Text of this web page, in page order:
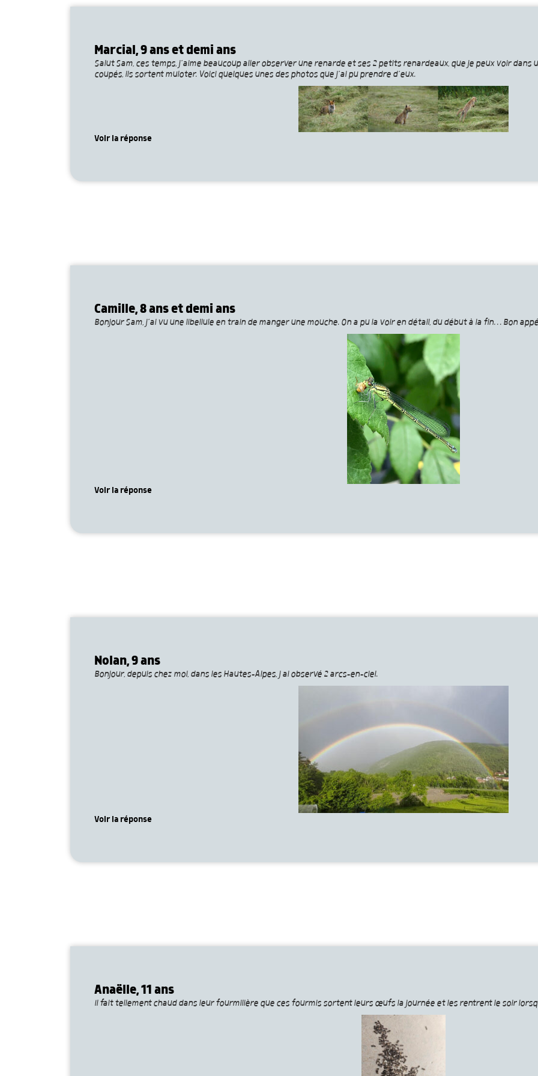
Marcial, 9 ans et demi ans
Salut Sam, ces temps, j’aime beaucoup aller observer une renarde et ses 2 petits renardeaux, que je peux voir dans
coupés, ils sortent muloter. Voici quelques unes des photos que j’ai pu prendre d’eux.
Voir la réponse
Camille, 8 ans et demi ans
Bonjour Sam, j’ai vu une libellule en train de manger une mouche. On a pu la voir en détail, du début à la fin… Bon
Voir la réponse
Nolan, 9 ans
Bonjour, depuis chez moi, dans les Hautes-Alpes, j ai observé 2 arcs-en-ciel.
Voir la réponse
Anaëlle, 11 ans
Il fait tellement chaud dans leur fourmilière que ces fourmis sortent leurs œufs la journée et les rentrent le soir